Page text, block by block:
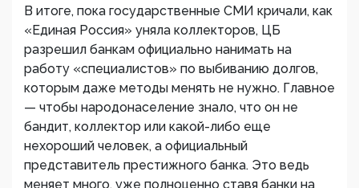
В итоге, пока государственные СМИ кричали, как
«Единая Россия» уняла коллекторов, ЦБ
разрешил банкам официально нанимать на
работу «специалистов» по выбиванию долгов,
которым даже методы менять не нужно. Главное
— чтобы народонаселение знало, что он не
бандит, коллектор или какой-либо еще
нехороший человек, а официальный
представитель престижного банка. Это ведь
меняет много, уже полноценно ставя банки на